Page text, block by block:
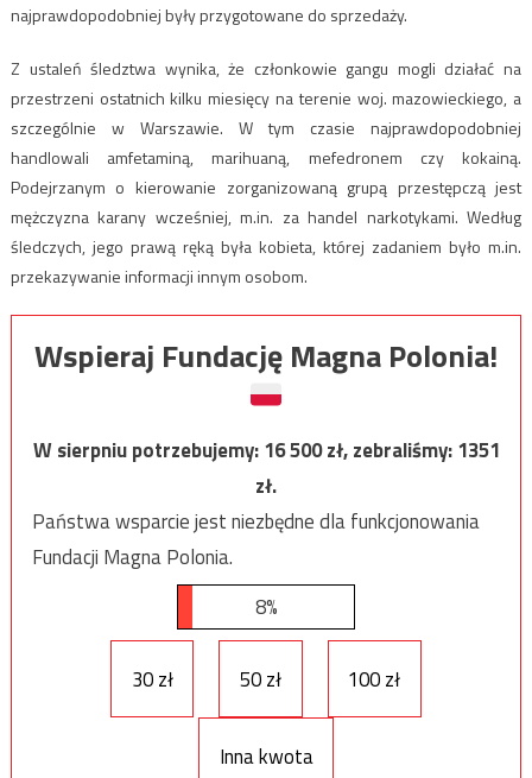
najprawdopodobniej były przygotowane do sprzedaży.
Z ustaleń śledztwa wynika, że członkowie gangu mogli działać na
przestrzeni ostatnich kilku miesięcy na terenie woj. mazowieckiego, a
szczególnie w Warszawie. W tym czasie najprawdopodobniej
handlowali amfetaminą, marihuaną, mefedronem czy kokainą.
Podejrzanym o kierowanie zorganizowaną grupą przestępczą jest
mężczyzna karany wcześniej, m.in. za handel narkotykami. Według
śledczych, jego prawą ręką była kobieta, której zadaniem było m.in.
przekazywanie informacji innym osobom.
Wspieraj Fundację Magna Polonia!
W sierpniu potrzebujemy:16 500zł, zebraliśmy:1351
zł.
Państwa wsparcie jest niezbędne dla funkcjonowania
Fundacji Magna Polonia.
8%
30 zł 50 zł 100 zł
Inna kwota